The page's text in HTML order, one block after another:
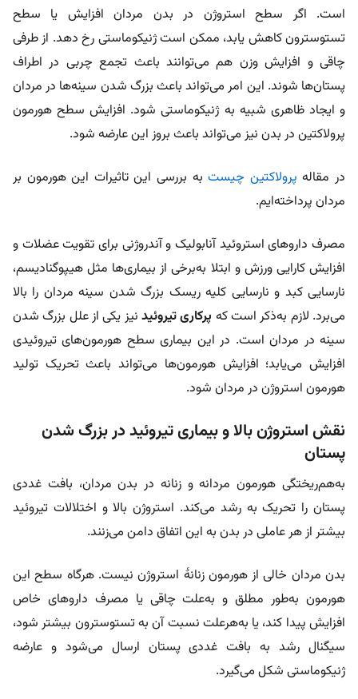
است. اگر سطح استروژن در بدن مردان افزایش یا سطح
تستوسترون کاهش یابد، ممکن است ژنیکوماستی رخ دهد. از طرفی
چاقی و افزایش وزن هم می‌توانند باعث تجمع چربی در اطراف
پستان‌ها شوند. این امر می‌تواند باعث بزرگ شدن سینه‌ها در مردان
و ایجاد ظاهری شبیه به ژنیکوماستی شود. افزایش سطح هورمون
پرولاکتین در بدن نیز می‌تواند باعث بروز این عارضه شود.
در مقاله پرولاکتین چیستبه بررسی این تاثیرات این هورمون بر
مردان پرداخته‎‌‌ایم.
مصرف داروهای استروئید آنابولیک و آندروژنی برای تقویت عضلات و
افزایش کارایی ورزش و ابتلا به‌برخی از بیماری‌ها مثل هیپوگنادیسم،
نارسایی کبد و نارسایی کلیه ریسک بزرگ شدن سینه مردان را بالا
می‌برد. لازم به‌ذکر است که پرکاری تیروئید نیز یکی از علل بزرگ شدن
سینه در مردان است. در این بیماری سطح هورمون‌های تیروئیدی
افزایش می‌یابد؛ افزایش هورمون‌ها می‌تواند باعث تحریک تولید
هورمون استروژن در مردان شود.
نقش استروژن بالا و بیماری تیروئید در بزرگ شدن
پستان
به‌هم‌ریختگی هورمون‌ مردانه و زنانه در بدن مردان، بافت غددی
پستان را تحریک به رشد می‌کند. استروژن بالا و اختلالات تیروئید
بیشتر از هر عاملی در بدن به این اتفاق دامن می‌زنند.
بدن مردان خالی از هورمون زنانۀ استروژن نیست. هرگاه سطح این
هورمون به‌طور مطلق و به‌علت چاقی یا مصرف داروهای خاص
افزایش پیدا کند، یا به‌‌هر‌علت نسبت آن به تستوسترون بیشتر شود،
سیگنال رشد به بافت غددی پستان ارسال می‌شود و عارضه
ژنیکوماستی شکل می‌گیرد.